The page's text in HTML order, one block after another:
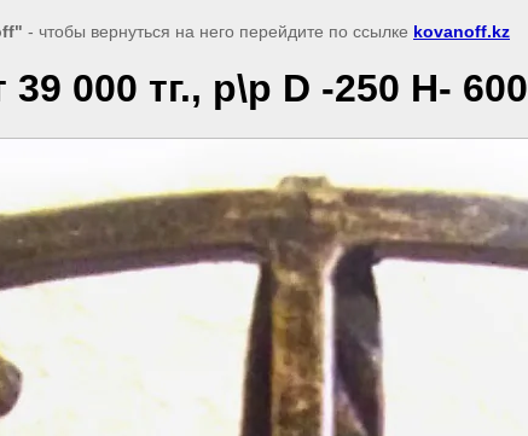
- чтобы вернуться на него перейдите по ссылке kovanoff.kz
000 тг., р\р D -250 H- 600